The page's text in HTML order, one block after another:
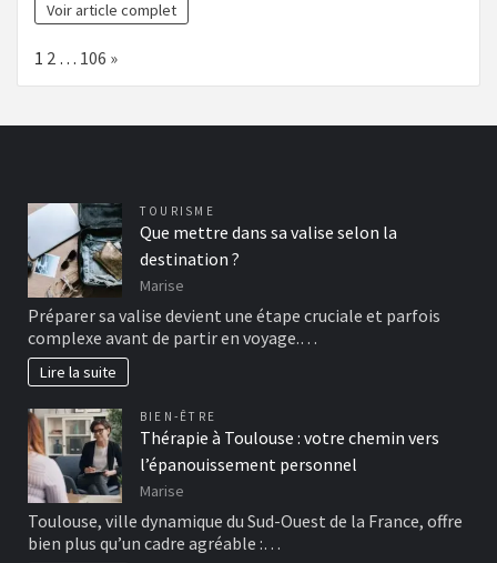
Voir article complet
Page:
1 2 … 106 Next
»
TOURISME
Que mettre dans sa valise selon la
destination ?
Marise
Préparer sa valise devient une étape cruciale et parfois
complexe avant de partir en voyage.…
Lire la suite
BIEN-ÊTRE
Thérapie à Toulouse : votre chemin vers
l’épanouissement personnel
Marise
Toulouse, ville dynamique du Sud-Ouest de la France, offre
bien plus qu’un cadre agréable :…